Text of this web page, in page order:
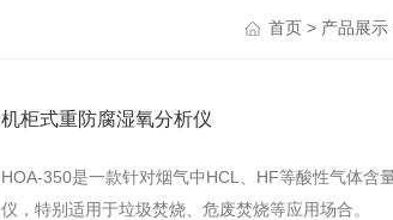
首页 > 产品展示
机柜式重防腐湿氧分析仪
HOA-350是一款针对烟气中HCL、HF等酸性气体含
仪，特别适用于垃圾焚烧、危废焚烧等应用场合。